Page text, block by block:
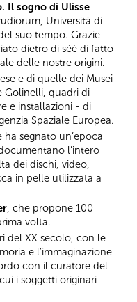
Il sogno di Ulisse
Università di
suo tempo. Grazie
dietro di séè di fatto
delle nostre origini.
e di quelle dei Musei
Golinelli, quadri di
e installazioni - di
Spaziale Europea.
segnato un’epoca
l’intero
dei dischi, video,
in pelle utilizzata a
, che propone 100
volta.
del XX secolo, con le
e l’immaginazione
con il curatore del
i soggetti originari